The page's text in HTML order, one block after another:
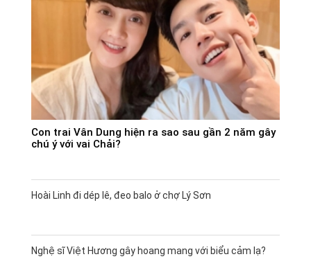
Con trai Vân Dung hiện ra sao sau gần 2 năm gây
chú ý với vai Chải?
Hoài Linh đi dép lê, đeo balo ở chợ Lý Sơn
Nghệ sĩ Việt Hương gây hoang mang với biểu cảm lạ?